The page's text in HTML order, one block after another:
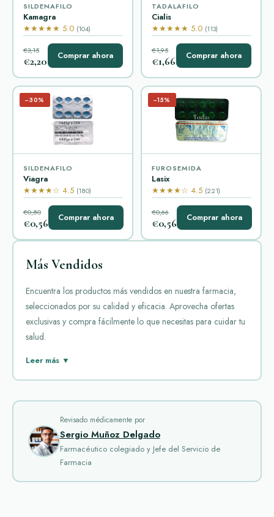
SILDENAFILO
Kamagra
★★★★★ 5.0 (104)
€3,15
€2,20 Comprar ahora
TADALAFILO
Cialis
★★★★★ 5.0 (113)
€1,95
€1,66 Comprar ahora
−30%
SILDENAFILO
Viagra
★★★★☆ 4.5 (180)
€0,80
€0,56 Comprar ahora
−15%
FUROSEMIDA
Lasix
★★★★☆ 4.5 (221)
€0,66
€0,56 Comprar ahora
Más Vendidos
Encuentra los productos más vendidos en nuestra farmacia,
seleccionados por su calidad y eficacia. Aprovecha ofertas
exclusivas y compra fácilmente lo que necesitas para cuidar tu
salud.
En la categoría "Más Vendidos" de nuestra farmacia online,
gran demanda gracias a su eficacia y calidad. A continuación,
una reseña breve de los medicamentos que lideran esta
sección.
Cialises uno de los medicamentos más vendidos para tratar
mantener una erección prolongada hasta por 36 horas. Esto
Leer más ▼
Revisado médicamente por
Sergio Muñoz Delgado
Farmacéutico colegiado y Jefe del Servicio de
Farmacia